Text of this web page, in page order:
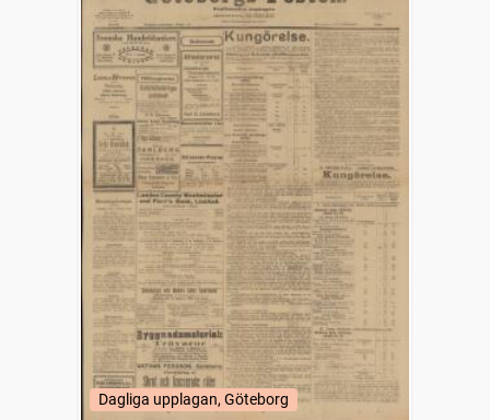
Dagliga upplagan, Göteborg